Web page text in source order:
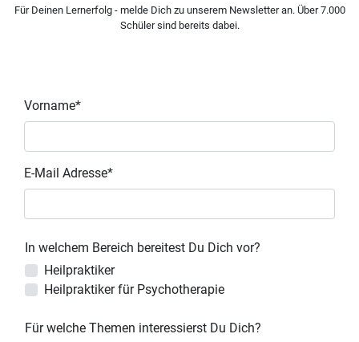
Für Deinen Lernerfolg - melde Dich zu unserem Newsletter an. Über 7.000
Schüler sind bereits dabei.
Vorname*
E-Mail Adresse*
In welchem Bereich bereitest Du Dich vor?
Heilpraktiker
Heilpraktiker für Psychotherapie
Für welche Themen interessierst Du Dich?